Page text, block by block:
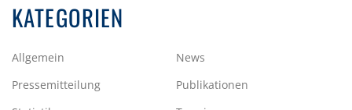
S
N
A
V
KATEGORIEN
Allgemein
News
Pressemitteilung
Publikationen